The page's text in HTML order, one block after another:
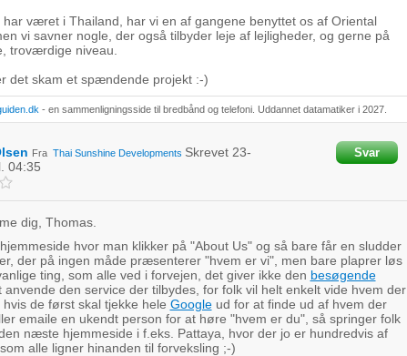
har været i Thailand, har vi en af gangene benyttet os af Oriental
vi savner nogle, der også tilbyder leje af lejligheder, og gerne på
troværdige niveau.
det skam et spændende projekt :-)
- en sammenligningsside til bredbånd og telefoni. Uddannet datamatiker i 2027.
Fra Thai Sunshine Developments Skrevet 23-
04:35
Svar
dig, Thomas.
hvor man klikker på "About Us" og så bare får en sludder
der på ingen måde præsenterer "hvem er vi", men bare plaprer løs
ting, som alle ved i forvejen, det giver ikke den besøgende
anvende den service der tilbydes, for folk vil helt enkelt vide hvem der
de først skal tjekke hele Googleud for at finde ud af hvem der
emaile en ukendt person for at høre "hvem er du", så springer folk
næste hjemmeside i f.eks. Pattaya, hvor der jo er hundredvis af
alle ligner hinanden til forveksling ;-)